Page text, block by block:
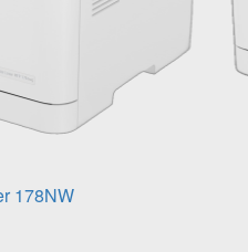
178NW